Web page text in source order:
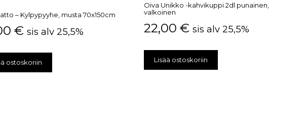
– Kylpypyyhe, musta 70x150cm
€ sis alv 25,5%
ostoskoriin
Oiva Unikko -kahvikuppi 2dl punainen,
valkoinen
22,00€ sis alv 25,5%
Lisää ostoskoriin